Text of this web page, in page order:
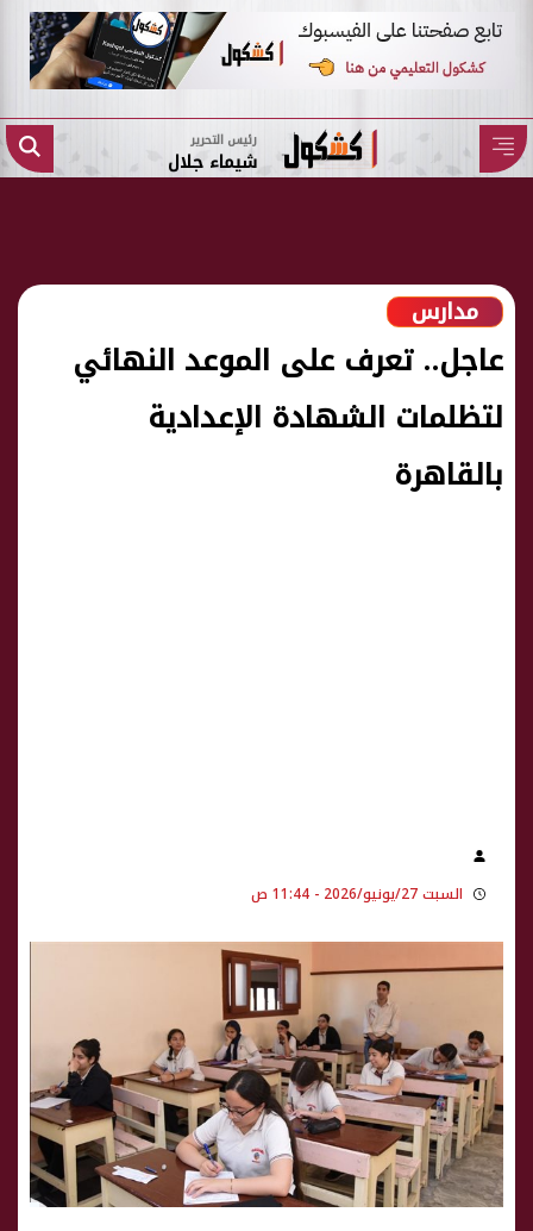
رئيس التحرير
شيماء جلال
مدارس
عاجل.. تعرف ​على الموعد النهائي
لتظلمات الشهادة الإعدادية
بالقاهرة
السبت 27/يونيو/2026 - 11:44 ص